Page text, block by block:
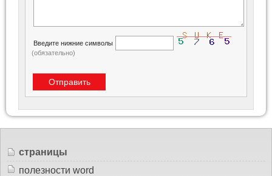
Введите нижние символы
(обязательно)
страницы
полезности word